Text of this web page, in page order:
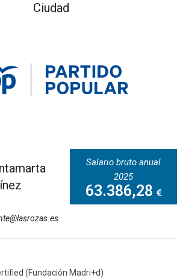
Ciudad
Salario bruto anual
2025
63.386,28
(Fundación Madri+d)